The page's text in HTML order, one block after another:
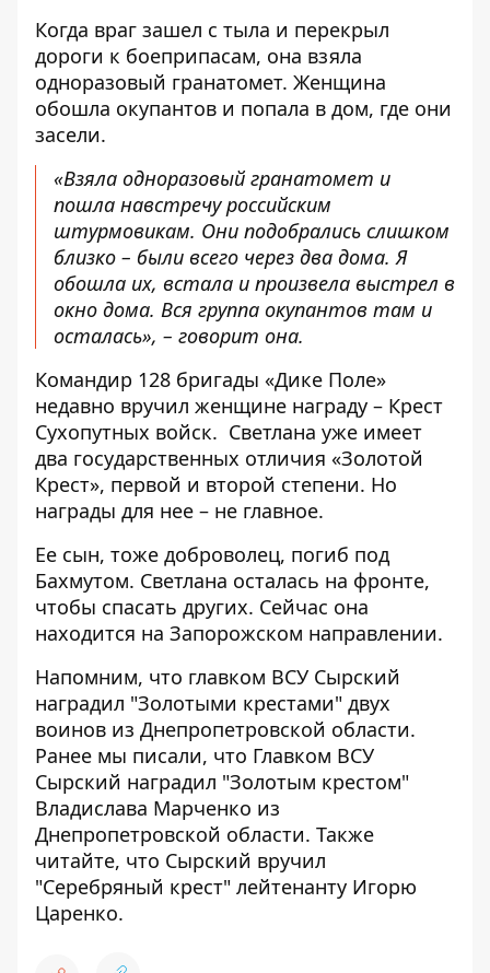
Когда враг зашел с тыла и перекрыл
дороги к боеприпасам, она взяла
одноразовый гранатомет. Женщина
обошла окупантов и попала в дом, где они
засели.
«Взяла одноразовый гранатомет и
пошла навстречу российским
штурмовикам. Они подобрались слишком
близко – были всего через два дома. Я
обошла их, встала и произвела выстрел в
окно дома. Вся группа окупантов там и
осталась», – говорит она.
Командир 128 бригады «Дике Поле»
недавно вручил женщине награду – Крест
Сухопутных войск. Светлана уже имеет
два государственных отличия «Золотой
Крест», первой и второй степени. Но
награды для нее – не главное.
Ее сын, тоже доброволец, погиб под
Бахмутом. Светлана осталась на фронте,
чтобы спасать других. Сейчас она
находится на Запорожском направлении.
Напомним, что главком ВСУ Сырский
наградил "Золотыми крестами" двух
воинов из Днепропетровской области.
Ранее мы писали, что Главком ВСУ
Сырский наградил "Золотым крестом"
Владислава Марченко из
Днепропетровской области. Также
читайте, что Сырский вручил
"Серебряный крест" лейтенанту Игорю
Царенко.